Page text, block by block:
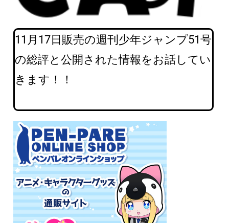
11月17日販売の週刊少年ジャンプ51号
の総評と公開された情報をお話してい
きます！！